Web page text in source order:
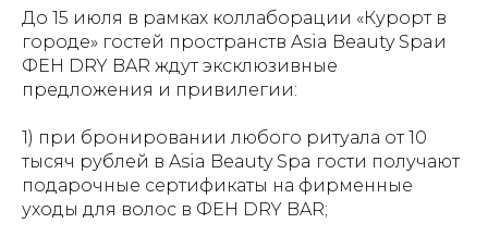
До 15 июля в рамках коллаборации «Курорт в
городе» гостей пространств Asia Beauty Spaи
ФЕН DRY BAR ждут эксклюзивные
предложения и привилегии:
1) при бронировании любого ритуала от 10
тысяч рублей в Asia Beauty Spa гости получают
подарочные сертификаты на фирменные
уходы для волос в ФЕН DRY BAR;